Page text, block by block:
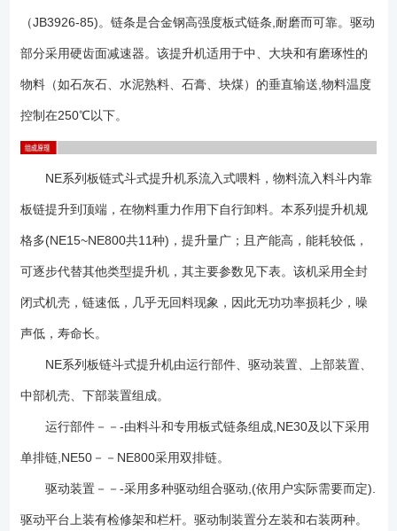
度一般不超过200℃，提升高度*高40m。其共有11种型号：NE15、
NE30、NE50、NE100、NE150、NE200、NE300、NE400、NE500、
类、特性及块度的要求少。不仅可提升粉状、粒状和块状物料，而且可提
升磨琢性大的物料和温度 £} 250℃的物料 。 2、输送能力大：该系列
挤压和碰撞现象，本机的设计保证物料在喂料、提升和卸料中不会撒落，
这就防止了物料对机体的磨损，输送链采用板链式高强度耐磨链条，延长
命超过5年。 4、驱动功率小：重力诱导式卸料，且采用密集型布置的
大容量料斗输送，链速低，且提升量大。物料提升时，几采无回料和挖料
可达较高的提升高度(高达40m)。 6、密封性好，环境污染少。
7、运行可靠性好：设计原理，保证了整机运行的可靠性。无故障时间超过
度高：机壳经折边、中间压筋，再经焊接，机壳刚性好，外型美观。
10、使用成本低：由于节能和维修少，使用成本较低。NE型板链斗式提升
型； 3、设备不局限以上型号，可以非标设计；
（JB3926-85)。链条是合金钢高强度板式链条,耐磨而可靠。驱动
部分采用硬齿面减速器。该提升机适用于中、大块和有磨琢性的
物料（如石灰石、水泥熟料、石膏、块煤）的垂直输送,物料温度
控制在250℃以下。
NE系列板链式斗式提升机系流入式喂料，物料流入料斗内靠
板链提升到顶端，在物料重力作用下自行卸料。本系列提升机规
格多(NE15~NE800共11种)，提升量广；且产能高，能耗较低，
可逐步代替其他类型提升机，其主要参数见下表。该机采用全封
闭式机壳，链速低，几乎无回料现象，因此无功功率损耗少，噪
声低，寿命长。
NE系列板链斗式提升机由运行部件、驱动装置、上部装置、
中部机壳、下部装置组成。
运行部件－－-由料斗和专用板式链条组成,NE30及以下采用
单排链,NE50－－NE800采用双排链。
驱动装置－－-采用多种驱动组合驱动,(依用户实际需要而定).
驱动平台上装有检修架和栏杆。驱动制装置分左装和右装两种。